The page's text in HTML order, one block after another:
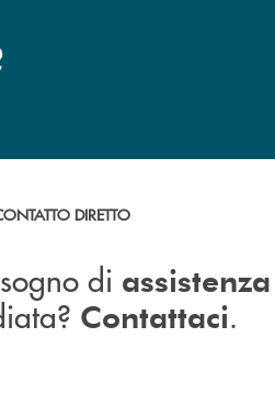
DIRETTO
di assistenza
Contattaci.